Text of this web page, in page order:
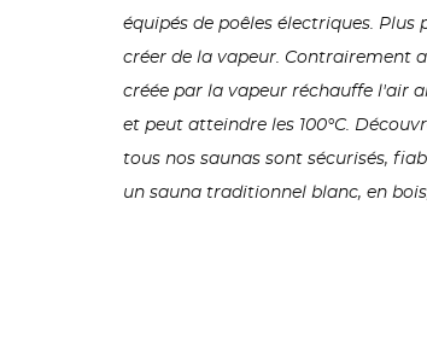
équipés de poêles électriques.
créer de la vapeur. Contrairement
créée par la vapeur réchauffe l'air
et peut atteindre les 100°C.
tous nos saunas sont sécurisés,
un sauna traditionnel blanc, en